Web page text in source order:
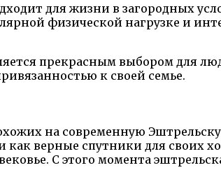
для жизни в загородных
физической нагрузке и
прекрасным выбором для
к своей семье.
на современную
как верные спутники для своих
С этого момента